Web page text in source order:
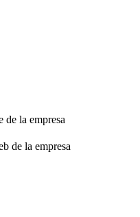
de la empresa
de la empresa